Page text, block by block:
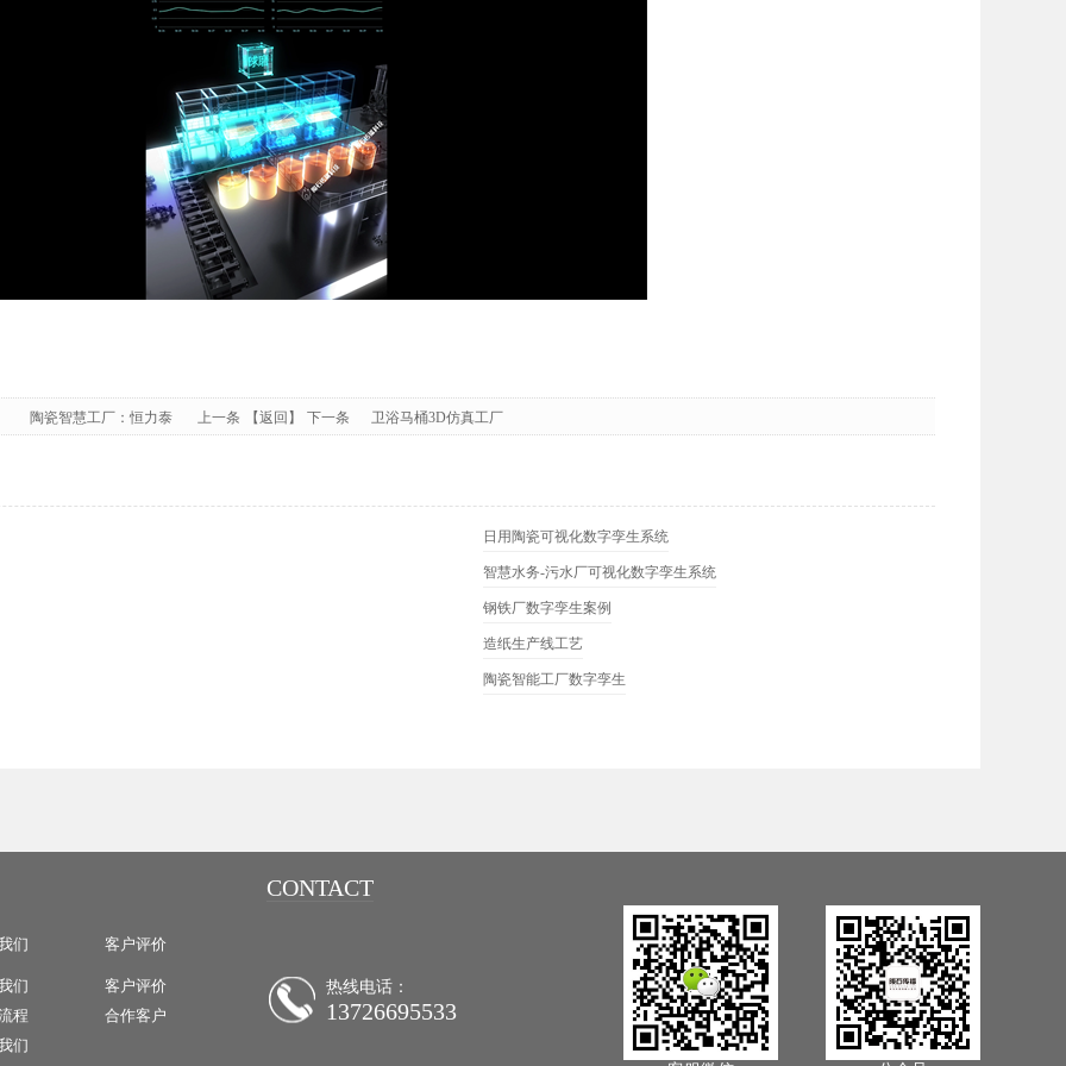
陶瓷智慧工厂：恒力泰 上一条 【返回】 下一条 卫浴马桶3D仿真工厂
日用陶瓷可视化数字孪生系统
智慧水务-污水厂可视化数字孪生系统
钢铁厂数字孪生案例
造纸生产线工艺
陶瓷智能工厂数字孪生
们
们
程
们
客户评价
客户评价
合作客户
CONTACT
热线电话：
13726695533